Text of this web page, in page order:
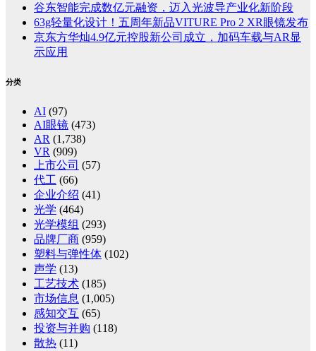
谷东智能完成数亿元融资，迈入光波导产业化新阶段
63g轻量化设计！五周年新品VITURE Pro 2 XR眼镜发布
京东方华灿4.9亿元控股新公司成立，加码车载与AR显
示应用
分类
AI (97)
AI眼镜 (473)
AR (1,738)
VR (909)
上市公司 (57)
代工 (66)
企业介绍 (41)
光学 (464)
光学模组 (293)
品牌厂商 (959)
塑料与弹性体 (102)
声学 (13)
工艺技术 (185)
市场信息 (1,005)
感知交互 (65)
投资与并购 (118)
散热 (11)